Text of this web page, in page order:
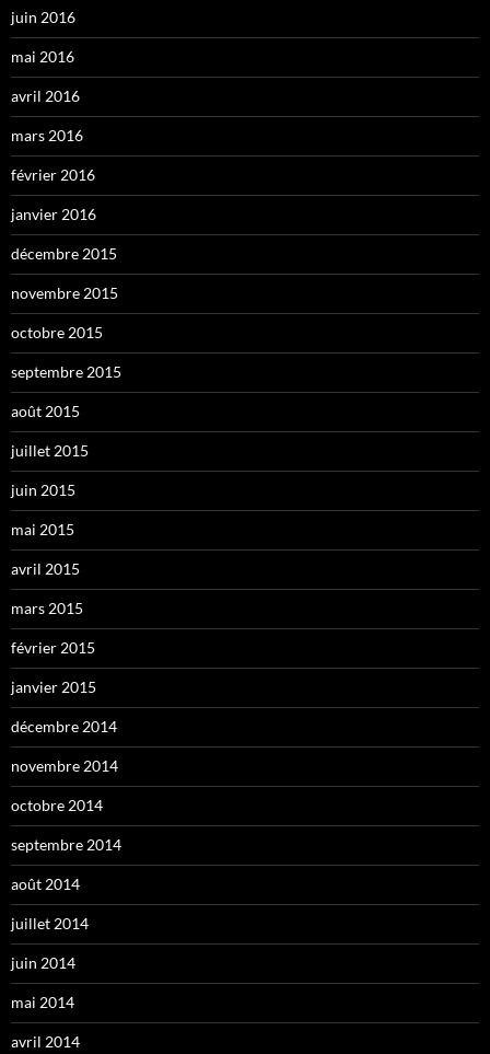
juin 2016
mai 2016
avril 2016
mars 2016
février 2016
janvier 2016
décembre 2015
novembre 2015
octobre 2015
septembre 2015
août 2015
juillet 2015
juin 2015
mai 2015
avril 2015
mars 2015
février 2015
janvier 2015
décembre 2014
novembre 2014
octobre 2014
septembre 2014
août 2014
juillet 2014
juin 2014
mai 2014
avril 2014